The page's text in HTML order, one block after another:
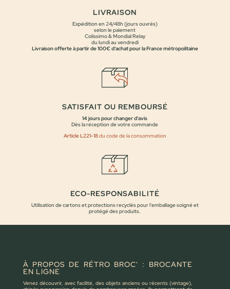
LIVRAISON
Expédition en 24/48h (jours ouvrés)
selon le paiement
Colissimo & Mondial Relay
du lundi au vendredi
Livraison offerte à partir de 100€ d'achat pour la France métropolitaine
SATISFAIT OU REMBOURSÉ
14 jours pour changer d'avis
Dès la réception de votre commande
Article L221-18du code de la consommation
ECO-RESPONSABILITÉ
Utilisation de cartons et protections recyclés pour l'emballage soigné et
protégé des produits.
À PROPOS DE RÉTRO BROC' : BROCANTE
EN LIGNE
Venez découvrir, avec facilité, des objets anciens ou récents (vintage),